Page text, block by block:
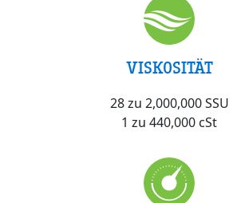
VISKOSITÄT
28 zu 2,000,000 SSU
1 zu 440,000 cSt